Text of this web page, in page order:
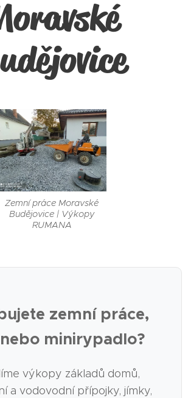
Zemní práce Moravské
Budějovice | Výkopy
RUMANA
zemní práce,
minirypadlo?
výkopy základů domů,
a vodovodní přípojky, jímky,